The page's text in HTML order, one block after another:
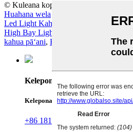
© Kuleana kope - 2010-2023 : Mālama
Huahana wela
Led Light Kahinahina
Na Kukui
High Bay Light
kahua pāʻani, Kukui Haʻuki
Kelepona
Kelepona
+86 18123928968